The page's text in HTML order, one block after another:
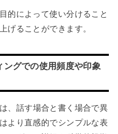
的によって使い分けること
げることができます。
グでの使用頻度や印象
、話す場合と書く場合で異
より直感的でシンプルな表